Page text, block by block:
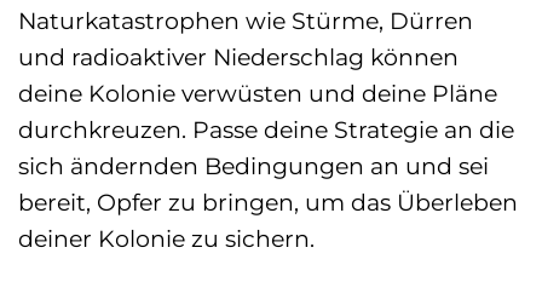
Naturkatastrophen wie Stürme, Dürren
und radioaktiver Niederschlag können
deine Kolonie verwüsten und deine Pläne
durchkreuzen. Passe deine Strategie an die
sich ändernden Bedingungen an und sei
bereit, Opfer zu bringen, um das Überleben
deiner Kolonie zu sichern.